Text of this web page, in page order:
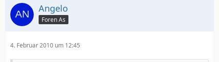
Angelo
Foren As
4. Februar 2010 um 12:45